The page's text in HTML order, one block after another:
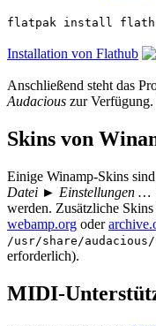
flatpak install
Installation von Flathub
Anschließend steht das
Audacious zur Verfügung.
Skins von
Einige Winamp-Skins
Datei ► Einstellungen …
werden. Zusätzliche
webamp.org oder
/usr/share/
erforderlich).
MIDI-